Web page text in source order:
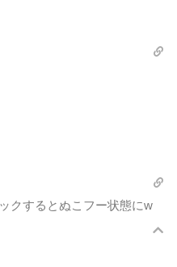
クするとぬこフー状態にw